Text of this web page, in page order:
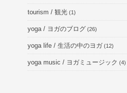
tourism / 観光 (1)
yoga / ヨガのブログ (26)
yoga life / 生活の中のヨガ (12)
yoga music / ヨガミュージック (4)